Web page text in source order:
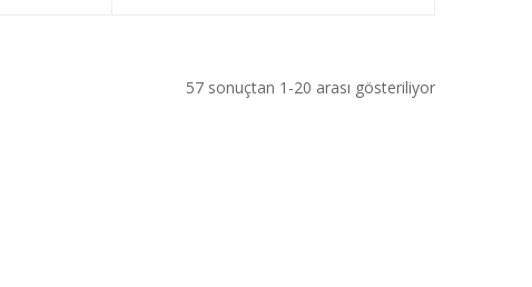
57 sonuçtan 1-20 arası gösteriliyor